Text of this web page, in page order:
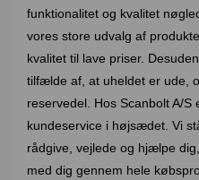
funktionalitet og kvalitet
vores store udvalg af
kvalitet til lave priser.
tilfælde af, at uheldet er ude,
reservedel. Hos Scanbolt A/S
kundeservice i højsædet. Vi
rådgive, vejlede og hjælpe
med dig gennem hele